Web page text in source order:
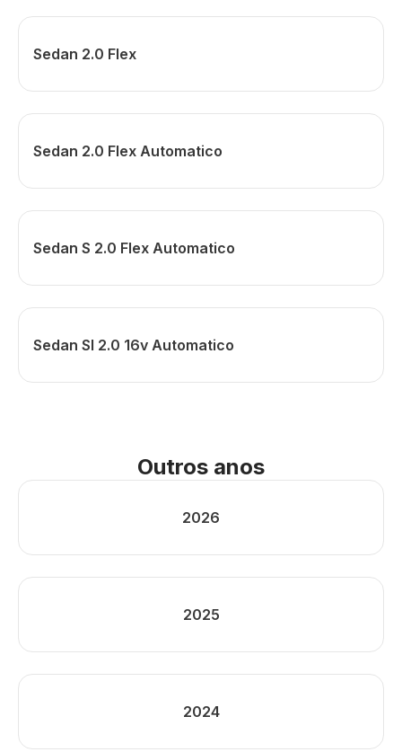
Sedan 2.0 Flex
Sedan 2.0 Flex Automatico
Sedan S 2.0 Flex Automatico
Sedan Sl 2.0 16v Automatico
Outros anos
2026
2025
2024